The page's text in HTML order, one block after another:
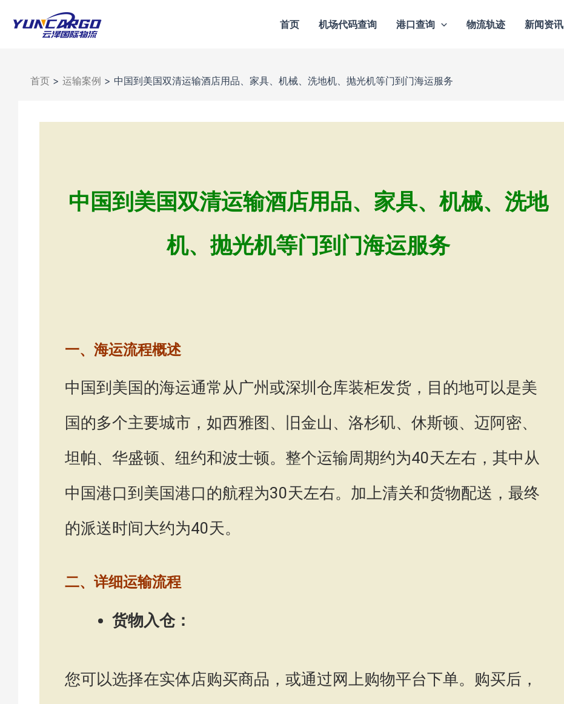
首页 机场代码查询 港口查询 物流轨迹 新闻资讯
首页 > 运输案例 > 中国到美国双清运输酒店用品、家具、机械、洗地机、抛光机等门到门海运服务
中国到美国双清运输酒店用品、家具、机械、洗地
机、抛光机等门到门海运服务
一、海运流程概述
中国到美国的海运通常从广州或深圳仓库装柜发货，目的地可以是美
国的多个主要城市，如西雅图、旧金山、洛杉矶、休斯顿、迈阿密、
坦帕、华盛顿、纽约和波士顿。整个运输周期约为40天左右，其中从
中国港口到美国港口的航程为30天左右。加上清关和货物配送，最终
的派送时间大约为40天。
二、详细运输流程
货物入仓：
您可以选择在实体店购买商品，或通过网上购物平台下单。购买后，